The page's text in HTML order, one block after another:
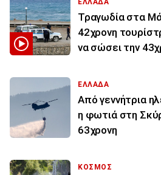
ΕΛΛΑΔΑ
Τραγωδία στα
42χρονη
να σώσει την
ΕΛΛΑΔΑ
Από γεννήτρια
η φωτιά στη
63χρονη
ΚΟΣΜΟΣ